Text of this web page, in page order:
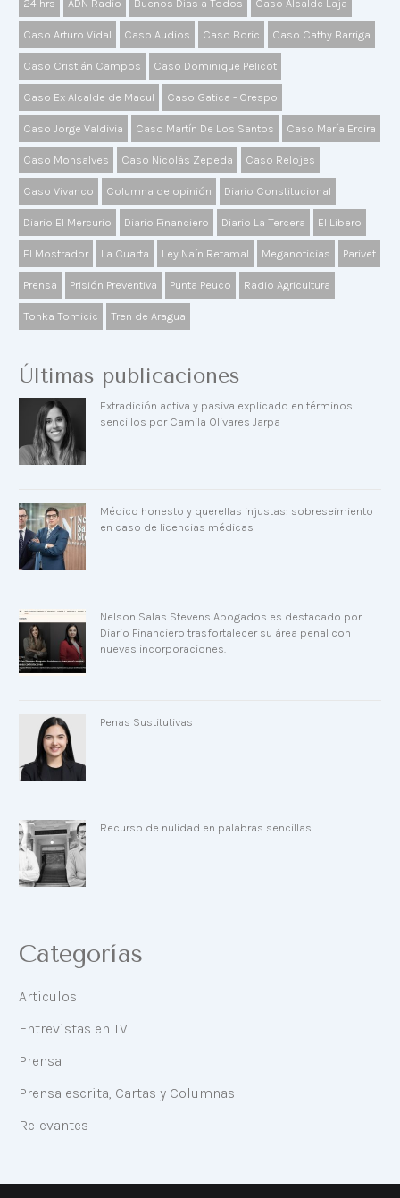
24 hrs ADN Radio Buenos Días a Todos Caso Alcalde Laja
Caso Arturo Vidal Caso Audios Caso Boric Caso Cathy Barriga
Caso Cristián Campos Caso Dominique Pelicot
Caso Ex Alcalde de Macul Caso Gatica - Crespo
Caso Jorge Valdivia Caso Martín De Los Santos Caso María Ercira
Caso Monsalves Caso Nicolás Zepeda Caso Relojes
Caso Vivanco Columna de opinión Diario Constitucional
Diario El Mercurio Diario Financiero Diario La Tercera El Libero
El Mostrador La Cuarta Ley Naín Retamal Meganoticias Parivet
Prensa Prisión Preventiva Punta Peuco Radio Agricultura
Tonka Tomicic Tren de Aragua
Últimas publicaciones
Extradición activa y pasiva explicado en términos
sencillos por Camila Olivares Jarpa
Médico honesto y querellas injustas: sobreseimiento
en caso de licencias médicas
Nelson Salas Stevens Abogados es destacado por
Diario Financiero trasfortalecer su área penal con
nuevas incorporaciones.
Penas Sustitutivas
Recurso de nulidad en palabras sencillas
Categorías
Articulos
Entrevistas en TV
Prensa
Prensa escrita, Cartas y Columnas
Relevantes